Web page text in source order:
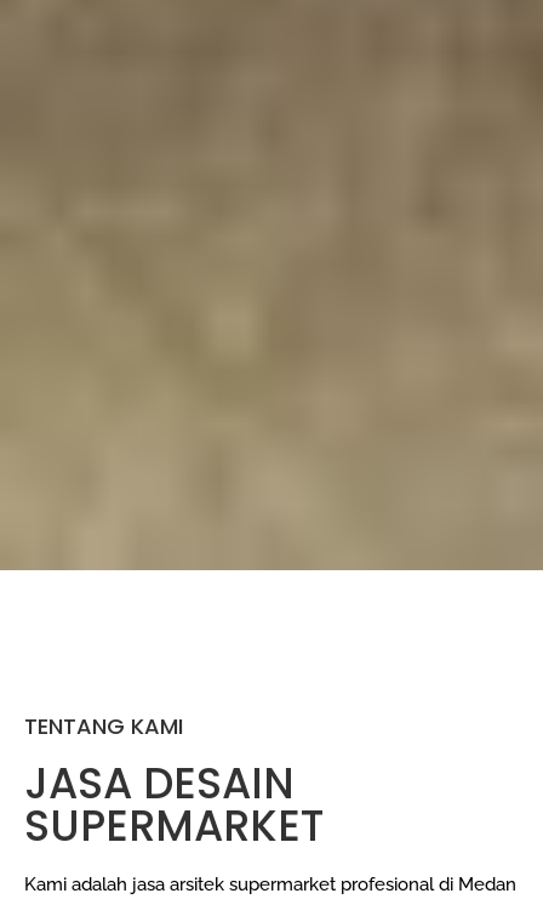
TENTANG KAMI
JASA DESAIN
SUPERMARKET
Kami adalah jasa arsitek supermarket profesional di Medan